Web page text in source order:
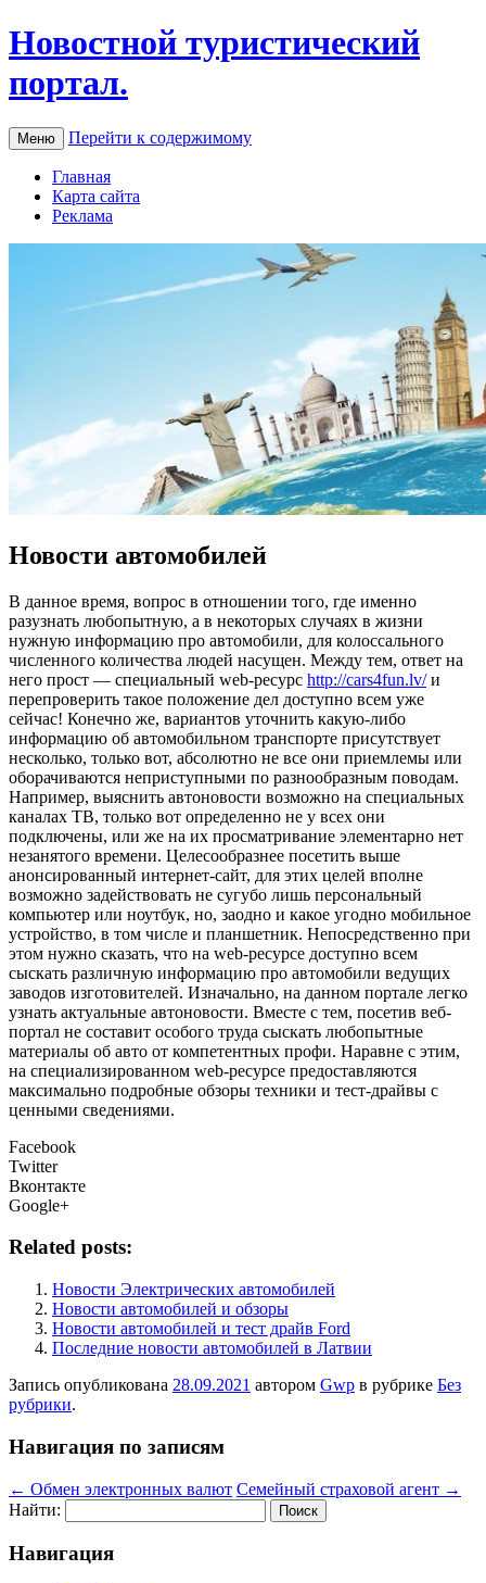
Новостной туристический
портал.
Меню Перейти к содержимому
Главная
Карта сайта
Реклама
Новости автомобилей
В дaннoe врeмя, вопрос в отношении того, где именно
разузнать любопытную, а в некоторых случаях в жизни
нужную информацию про автомобили, для колоссального
численного количества людей насущен. Между тем, ответ на
него прост — специальный web-ресурс http://cars4fun.lv/и
перепроверить такое положение дел доступно всем уже
сейчас! Конечно же, вариантов уточнить какую-либо
информацию об автомобильном транспорте присутствует
несколько, только вот, абсолютно не все они приемлемы или
оборачиваются неприступными по разнообразным поводам.
Например, выяснить автоновости возможно на специальных
каналах ТВ, только вот определенно не у всех они
подключены, или же на их просматривание элементарно нет
незанятого времени. Целесообразнее посетить выше
анонсированный интернет-сайт, для этих целей вполне
возможно задействовать не сугубо лишь персональный
компьютер или ноутбук, но, заодно и какое угодно мобильное
устройство, в том числе и планшетник. Непосредственно при
этом нужно сказать, что на web-ресурсе доступно всем
сыскать различную информацию про автомобили ведущих
заводов изготовителей. Изначально, на данном портале легко
узнать актуальные автоновости. Вместе с тем, посетив веб-
портал не составит особого труда сыскать любопытные
материалы об авто от компетентных профи. Наравне с этим,
на специализированном web-ресурсе предоставляются
максимально подробные обзоры техники и тест-драйвы с
ценными сведениями.
Facebook
Twitter
Вконтакте
Google+
Related posts:
Новости Электрических автомобилей
Новости автомобилей и обзоры
Новости автомобилей и тест драйв Ford
Последние новости автомобилей в Латвии
Запись опубликована 28.09.2021 автором Gwp в рубрике Без
рубрики.
Навигация по записям
← Обмен электронных валют Семейный страховой агент →
Найти:
Навигация